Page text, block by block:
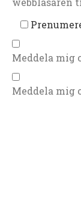
Meddela mig
Meddela mig